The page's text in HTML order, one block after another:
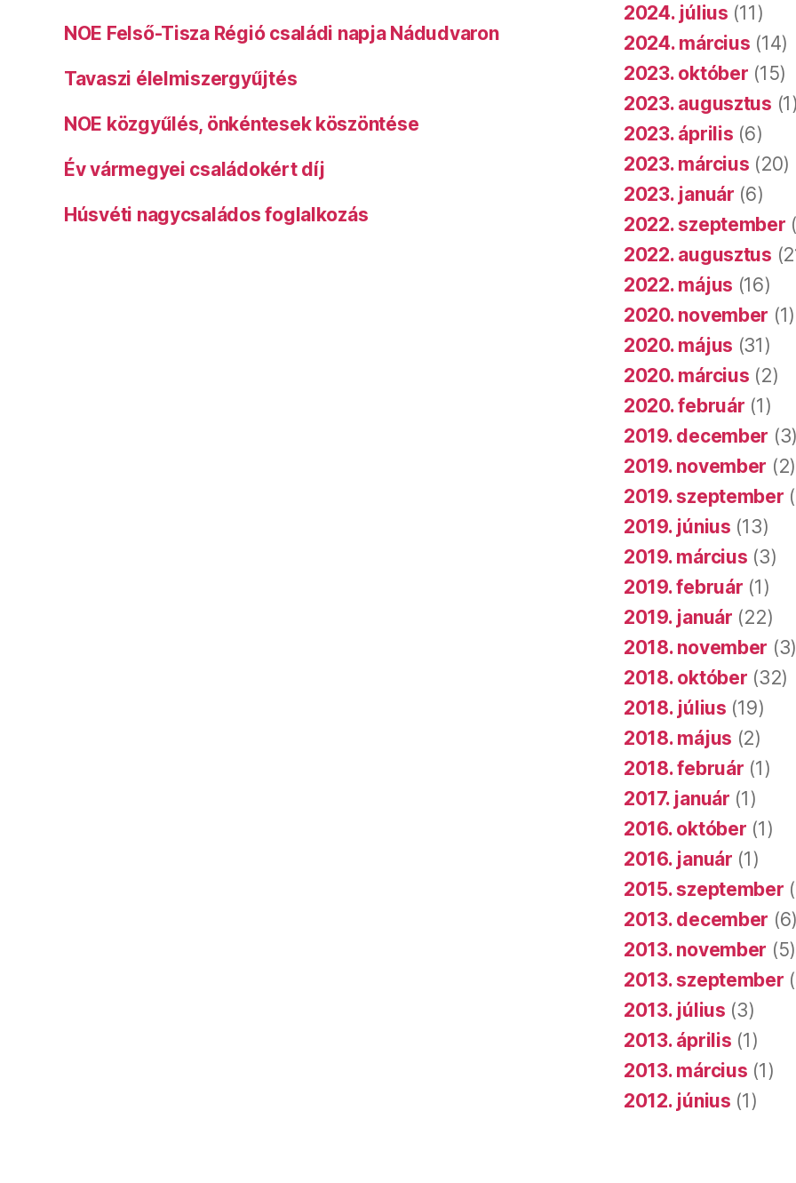
NOE Felső-Tisza Régió családi napja Nádudvaron
Tavaszi élelmiszergyűjtés
NOE közgyűlés, önkéntesek köszöntése
Év vármegyei családokért díj
Húsvéti nagycsaládos foglalkozás
2024. július (11)
2024. március (14)
2023. október (15)
2023. augusztus (1)
2023. április (6)
2023. március (20)
2023. január (6)
2022. szeptember
2022. augusztus
2022. május (16)
2020. november (1)
2020. május (31)
2020. március (2)
2020. február (1)
2019. december (3)
2019. november (2)
2019. szeptember
2019. június (13)
2019. március (3)
2019. február (1)
2019. január (22)
2018. november (3)
2018. október (32)
2018. július (19)
2018. május (2)
2018. február (1)
2017. január (1)
2016. október (1)
2016. január (1)
2015. szeptember
2013. december (6)
2013. november (5)
2013. szeptember
2013. július (3)
2013. április (1)
2013. március (1)
2012. június (1)